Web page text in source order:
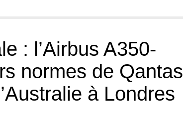
: l’Airbus A350-
normes de Qantas
à Londres